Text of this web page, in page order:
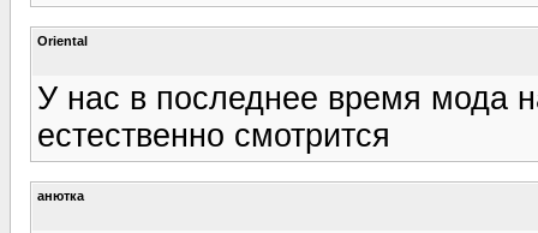
Oriental
У нас в последнее время мода
естественно смотрится
анютка